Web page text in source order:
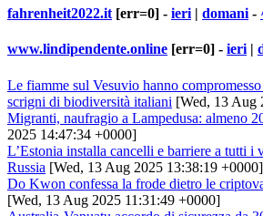
fahrenheit2022.it [err=0] - ieri | domani -
www.lindipendente.online [err=0] - ieri|
Le fiamme sul Vesuvio hanno
scrigni di biodiversità italiani [Wed, 13 Aug
Migranti, naufragio a Lampedusa: almeno
2025 14:47:34 +0000]
L’Estonia installa cancelli e barriere a tutti i
Russia [Wed, 13 Aug 2025 13:38:19 +0000]
Do Kwon confessa la frode dietro le
[Wed, 13 Aug 2025 11:31:49 +0000]